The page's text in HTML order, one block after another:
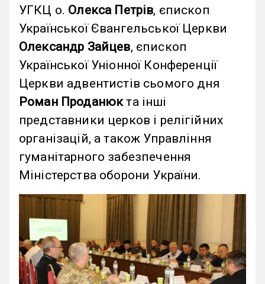
УГКЦ о. Олекса Петрів, єпископ
Української Євангельської Церкви
Олександр Зайцев, єпископ
Української Уніонної Конференції
Церкви адвентистів сьомого дня
Роман Проданюкта інші
представники церков і релігійних
організацій, а також Управління
гуманітарного забезпечення
Міністерства оборони України.